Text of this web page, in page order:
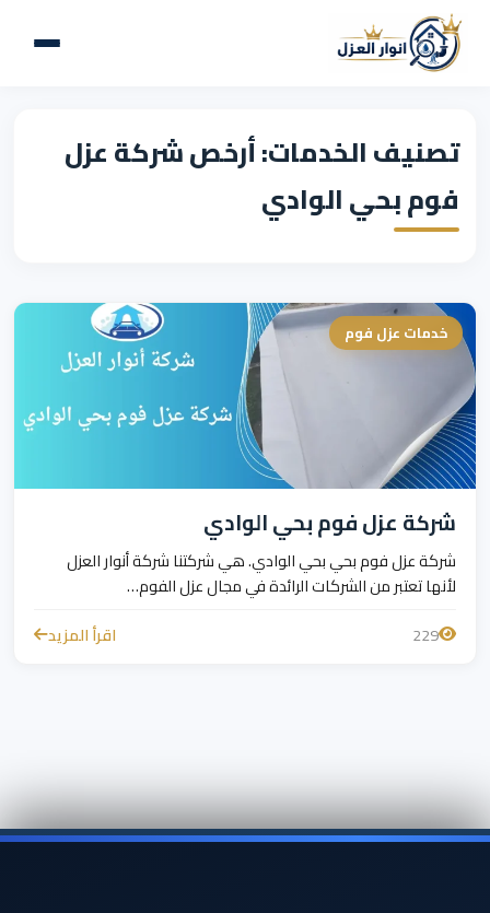
تصنيف الخدمات: أرخص شركة عزل
فوم بحي الوادي
خدمات عزل فوم
شركة عزل فوم بحي الوادي
شركة عزل فوم بحي بحي الوادي. هي شركتنا شركة أنوار العزل
لأنها تعتبر من الشركات الرائدة في مجال عزل الفوم…
229
اقرأ المزيد